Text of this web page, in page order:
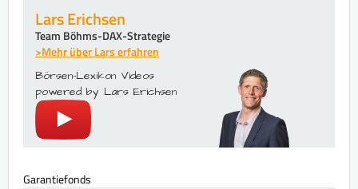
Lars Erichsen
Team Böhms-DAX-Strategie
>Mehr über Lars erfahren
Börsen-Lexikon Videos
powered by Lars Erichsen
Garantiefonds